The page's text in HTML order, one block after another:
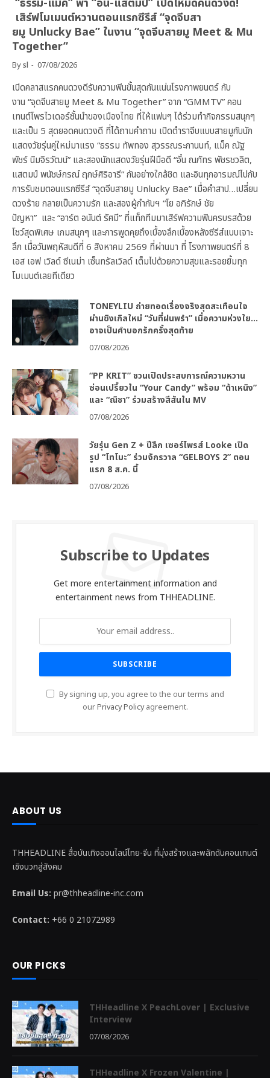
“ธรรม-แม็ค” พา “อั๋น-แสตมป์” เปิดโหมดคนดวงดี!
เสิร์ฟโมเมนต์หวานตอนแรกซีรีส์ “จุดจีบสา
ยมู Unlucky Bae” ในงาน “จุดจีบสายมู Meet & Mu
Together”
Bysl 07/08/2026
เปิดคลาสแรกคนดวงดีรับความฟินขั้นสุดกันแน่นโรงภาพยนตร์ กับ
งาน “จุดจีบสายมู Meet & Mu Together” จาก “GMMTV” คอน
เทนต์โพรไวเดอร์ชั้นนำของเมืองไทย ที่ให้แฟนๆ ได้ร่วมทำกิจกรรมสนุกๆ
และเป็น 5 สุดยอดคนดวงดี ที่ได้ถามคำถาม เปิดตำราจีบแบบสายมูกับนัก
แสดงวัยรุ่นคู่ใหม่มาแรง “ธรรม ทัพทอง สุวรรณระกานนท์, แม็ค ณัฐ
พัชร์ นิมจิรวัฒน์” และสองนักแสดงวัยรุ่นฝีมือดี “อั๋น ณภัทร พัชรชวลิต,
แสตมป์ พนัชษ์กรณ์ ฤกษ์ศิริอารี” กันอย่างใกล้ชิด และอินทุกอารมณ์ไปกับ
การรับชมตอนแรกซีรีส์ “จุดจีบสายมู Unlucky Bae” เมื่อคำสาป…เปลี่ยน
ดวงร้าย กลายเป็นความรัก และสองผู้กำกับฯ “โย อภิรักษ์ ชัย
ปัญหา” และ “อาร์ต อนันต์ รัศมี” ที่แท็กทีมมาเสิร์ฟความฟินครบรสด้วย
โชว์สุดพิเศษ เกมสนุกๆ และการพูดคุยถึงเบื้องลึกเบื้องหลังซีรีส์แบบเจาะ
ลึก เมื่อวันพฤหัสบดีที่ 6 สิงหาคม 2569 ที่ผ่านมา ที่ โรงภาพยนตร์ที่ 8
เอส เอฟ เวิลด์ ซีเนม่า เซ็นทรัลเวิลด์ เต็มไปด้วยความสุขและรอยยิ้มทุก
โมเมนต์เลยทีเดียว
TONEYLIU ถ่ายทอดเรื่องจริงสุดสะเทือนใจ
ผ่านซิงเกิลใหม่ “วันที่ฝนพรำ” เมื่อความห่วงใย…
อาจเป็นคำบอกรักครั้งสุดท้าย
07/08/2026
“PP KRIT” ชวนเปิดประสบการณ์ความหวาน
ซ่อนเปรี้ยวใน “Your Candy” พร้อม “ต้าเหนิง”
และ “ณิชา” ร่วมสร้างสีสันใน MV
07/08/2026
วัยรุ่น Gen Z + ปีลึก เซอร์ไพรส์ Looke เปิด
รูป “โทโมะ” ร่วมจักรวาล “GELBOYS 2” ตอน
แรก 8 ส.ค. นี้
07/08/2026
Subscribe to Updates
Get more entertainment information and
entertainment news from THHEADLINE.
By signing up, you agree to the our terms and
ourPrivacy Policyagreement.
ABOUT US
THHEADLINE สื่อบันเทิงออนไลน์ไทย-จีน ที่มุ่งสร้างและพลักดันคอนเทนต์
เชิงบวกสู่สังคม
Email Us: pr@thheadline-inc.com
Contact: +66 0 21072989
OUR PICKS
THHeadline X PeachLover | Exclusive
Interview
07/08/2026
THHeadline X Frozen Valentine |